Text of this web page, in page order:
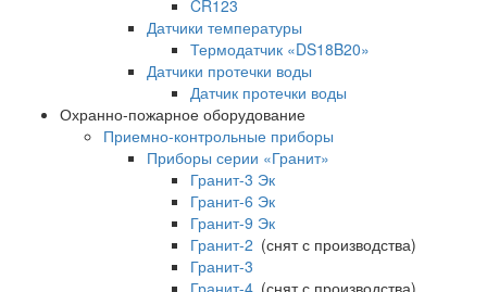
CR123
Датчики температуры
Термодатчик «DS18B20»
Датчики протечки воды
Датчик протечки воды
Охранно-пожарное оборудование
Приемно-контрольные приборы
Приборы серии «Гранит»
Гранит-3 Эк
Гранит-6 Эк
Гранит-9 Эк
Гранит-2 (снят с производства)
Гранит-3
Гранит-4 (снят с производства)